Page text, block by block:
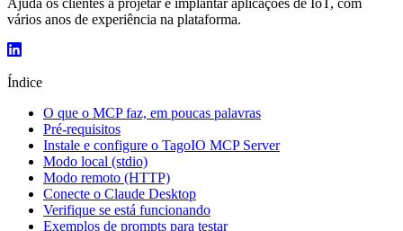
vários anos de experiência na plataforma.
Índice
O que o MCP faz, em poucas palavras
Pré-requisitos
Instale e configure o TagoIO MCP Server
Modo local (stdio)
Modo remoto (HTTP)
Conecte o Claude Desktop
Verifique se está funcionando
Exemplos de prompts para testar